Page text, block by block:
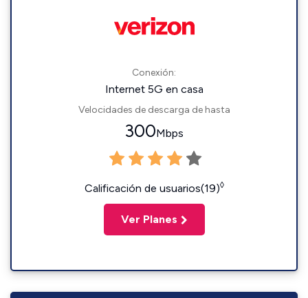
Conexión:
Internet 5G en casa
Velocidades de descarga de hasta
300Mbps
Calificación de usuarios(19)◊
Ver Planes